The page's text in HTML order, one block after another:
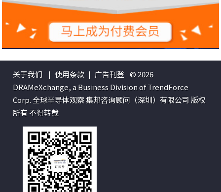
关于我们 | 使用条款 | 广告刊登 © 2026
DRAMeXchange, a Business Division of TrendForce
Corp. 全球半导体观察 集邦咨询顾问（深圳）有限公司 版权
所有 不得转载